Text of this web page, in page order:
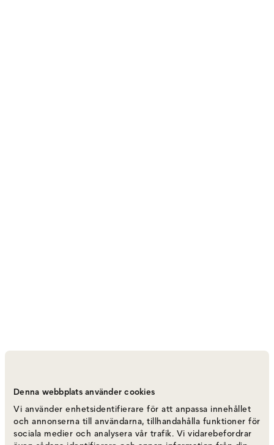
Denna webbplats använder cookies
Vi använder enhetsidentifierare för att anpassa innehållet
och annonserna till användarna, tillhandahålla funktioner för
sociala medier och analysera vår trafik. Vi vidarebefordrar